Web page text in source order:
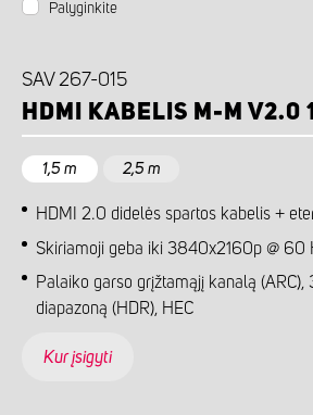
Palyginkite
SAV 267-015
HDMI KABELIS M-M V2.0
1,5 m 2,5 m
HDMI 2.0 didelės spartos kabelis +
Skiriamoji geba iki 3840x2160p @ 60
Palaiko garso grįžtamąjį kanalą (ARC),
diapazoną (HDR), HEC
Kur įsigyti